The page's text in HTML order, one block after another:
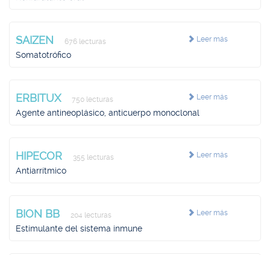
Leer más
SAIZEN 676 lecturas
Somatotrófico
Leer más
ERBITUX 750 lecturas
Agente antineoplásico, anticuerpo monoclonal
Leer más
HIPECOR 355 lecturas
Antiarrítmico
Leer más
BION BB 204 lecturas
Estimulante del sistema inmune